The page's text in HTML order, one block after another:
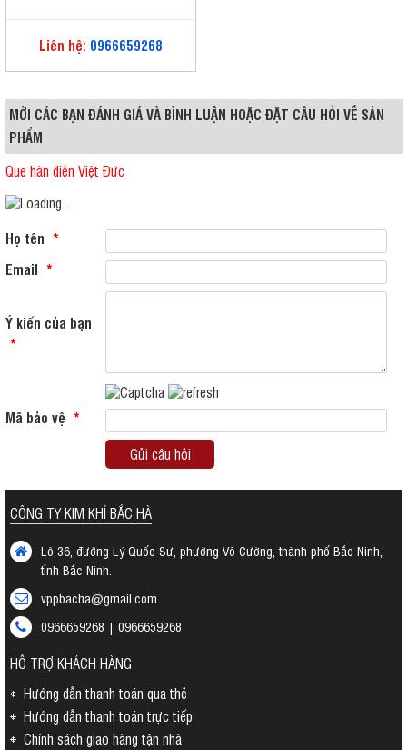
Liên hệ: 0966659268
MỜI CÁC BẠN ĐÁNH GIÁ VÀ BÌNH LUẬN HOẶC ĐẶT CÂU HỎI VỀ SẢN
PHẨM
Que hàn điện Việt Đức
Họ tên *
Email *
Ý kiến của bạn
*
Mã bảo vệ *
Gửi câu hỏi
CÔNG TY KIM KHÍ BẮC HÀ
Lô 36, đường Lý Quốc Sư, phường Võ Cường, thành phố Bắc Ninh,
tỉnh Bắc Ninh.
vppbacha@gmail.com
0966659268 | 0966659268
HỖ TRỢ KHÁCH HÀNG
Hướng dẫn thanh toán qua thẻ
Hướng dẫn thanh toán trực tiếp
Chính sách giao hàng tận nhà